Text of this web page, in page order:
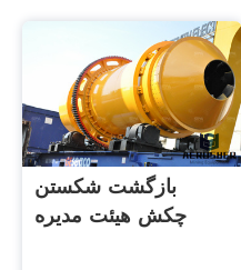
بازگشت شکستن
چکش هیئت مدیره